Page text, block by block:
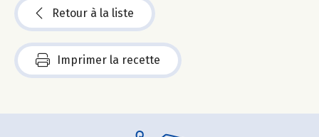
Retour à la liste
Imprimer la recette